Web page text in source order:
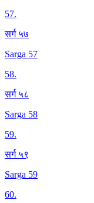
57.
सर्ग ५७
Sarga 57
58.
सर्ग ५८
Sarga 58
59.
सर्ग ५९
Sarga 59
60.